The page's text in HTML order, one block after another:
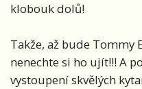
klobouk dolů!
Takže, až bude Tommy
nenechte si ho ujít!!! A
vystoupení skvělých